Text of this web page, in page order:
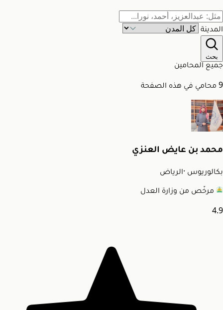
المدينة
بحث
جميع المحامين
9 محامي في هذه الصفحة
محمد بن عايض العنزي
بكالوريوس ·الرياض
مرخّص من وزارة العدل
4.9